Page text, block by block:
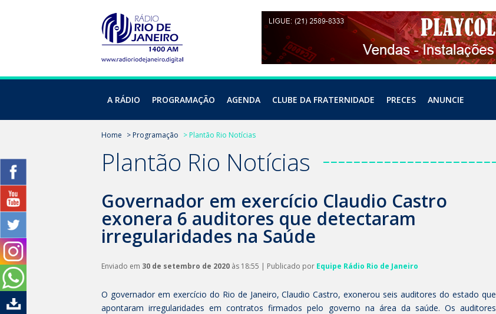
A RÁDIO PROGRAMAÇÃO AGENDA CLUBE DA FRATERNIDADE PRECES ANUNCIE
Home > Programação > Plantão Rio Notícias
Plantão Rio Notícias
Governador em exercício Claudio Castro
exonera 6 auditores que detectaram
irregularidades na Saúde
Enviado em 30 de setembro de 2020 às 18:55 | Publicado por Equipe Rádio Rio de Janeiro
O governador em exercício do Rio de Janeiro, Claudio Castro, exonerou seis auditores do estado que
apontaram irregularidades em contratos firmados pelo governo na área da saúde. Os auditores